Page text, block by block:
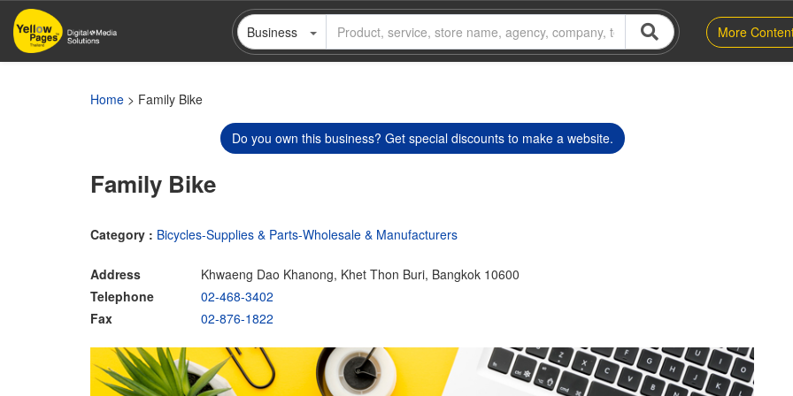
Skip
main
Business More
Home > Family Bike
Do you own this business? Get special discounts to make a website.
Family Bike
Category : Bicycles-Supplies & Parts-Wholesale & Manufacturers
Address
Khwaeng Dao Khanong, Khet Thon Buri, Bangkok 10600
Telephone
02-468-3402
Fax
02-876-1822